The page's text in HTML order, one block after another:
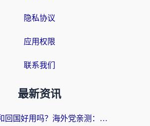
隐私协议
应用权限
联系我们
最新资讯
雷神手游和回国好用吗？海外党亲测：选对加速器才能无缝刷剧打游戏